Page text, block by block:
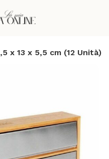
x 13 x 5,5 cm (12 Unità)